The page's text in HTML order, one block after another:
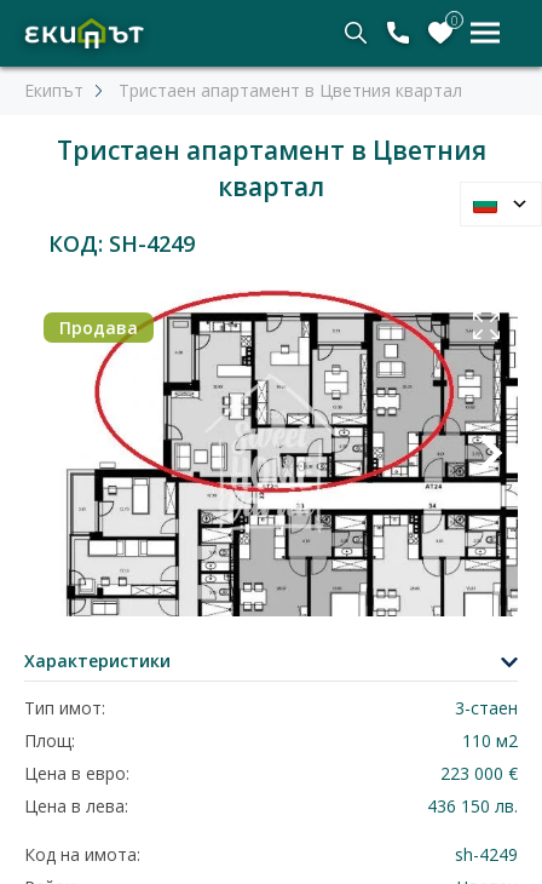
0
Екипът Тристаен апартамент в Цветния квартал
Тристаен апартамент в Цветния
квартал
КОД: SH-4249
Продава
Характеристики
Тип имот:
3-стаен
Площ:
110 м2
Цена в евро:
223 000 €
Цена в лева:
436 150 лв.
Код на имота:
sh-4249